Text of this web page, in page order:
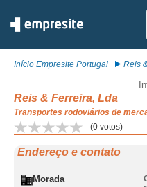
Início Empresite Portugal Reis
Reis & Ferreira, Lda
Transportes rodoviários de
(0 votos)
Endereço e contato
Morada